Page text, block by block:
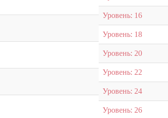
Уровень: 16
Уровень: 18
Уровень: 20
Уровень: 22
Уровень: 24
Уровень: 26